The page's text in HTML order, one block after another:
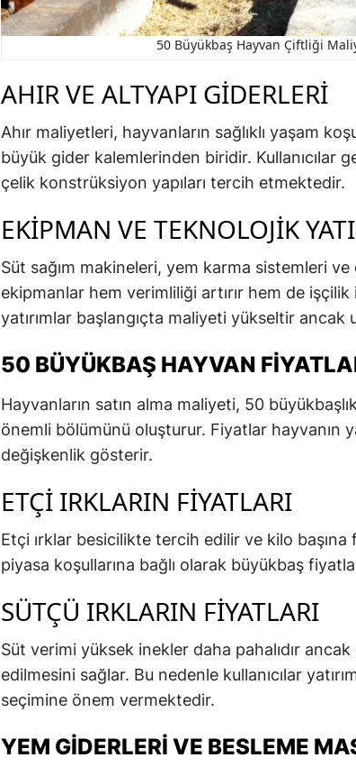
50 Büyükbaş Hayvan Çiftliği
AHIR VE ALTYAPI GIDERLERI
Ahır maliyetleri, hayvanların sağlıklı yaşam
büyük gider kalemlerinden biridir. Kullanıcılar
çelik konstrüksiyon yapıları tercih etmektedir.
EKIPMAN VE TEKNOLOJIK
Süt sağım makineleri, yem karma sistemleri
ekipmanlar hem verimliliği artırır hem de işçilik
yatırımlar başlangıçta maliyeti yükseltir
50 BÜYÜKBAŞ HAYVAN
Hayvanların satın alma maliyeti, 50
önemli bölümünü oluşturur. Fiyatlar hayvanın
değişkenlik gösterir.
ETÇI IRKLARIN FIYATLARI
Etçi ırklar besicilikte tercih edilir ve kilo başına
piyasa koşullarına bağlı olarak büyükbaş
SÜTÇÜ IRKLARIN FIYATLARI
Süt verimi yüksek inekler daha pahalıdır ancak
edilmesini sağlar. Bu nedenle kullanıcılar
seçimine önem vermektedir.
YEM GIDERLERI VE BESLEME